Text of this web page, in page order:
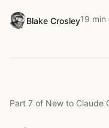
Blake Crosley19
Part 7 of New to Claude